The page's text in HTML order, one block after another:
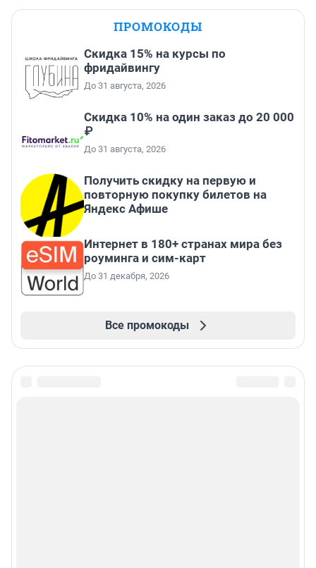
ПРОМОКОДЫ
Скидка 15% на курсы по
фридайвингу
До 31 августа, 2026
Скидка 10% на один заказ до 20 000
₽
До 31 августа, 2026
Получить скидку на первую и
повторную покупку билетов на
Яндекс Афише
Интернет в 180+ странах мира без
роуминга и сим-карт
До 31 декабря, 2026
Все промокоды